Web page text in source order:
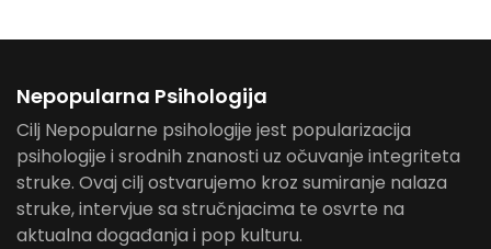
Nepopularna Psihologija
Cilj Nepopularne psihologije jest popularizacija
psihologije i srodnih znanosti uz očuvanje integriteta
struke. Ovaj cilj ostvarujemo kroz sumiranje nalaza
struke, intervjue sa stručnjacima te osvrte na
aktualna događanja i pop kulturu.